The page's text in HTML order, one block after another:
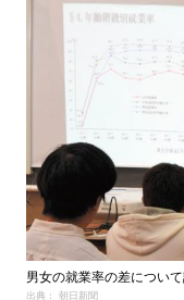
男女の就業率の差につい
出典： 朝日新聞